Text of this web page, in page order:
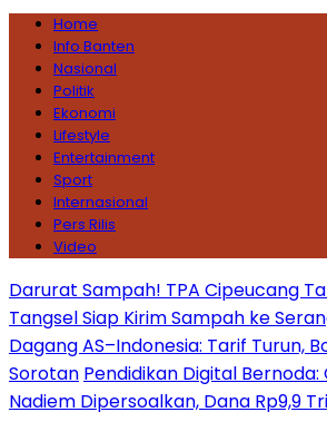
Home
Info Banten
Nasional
Politik
Ekonomi
Lifestyle
Entertainment
Sport
Internasional
Pers Rilis
Video
Darurat Sampah! TPA Cipeucang
Tangsel Siap Kirim Sampah ke
Dagang AS–Indonesia: Tarif Turun,
Sorotan Pendidikan Digital
Nadiem Dipersoalkan, Dana Rp9,9